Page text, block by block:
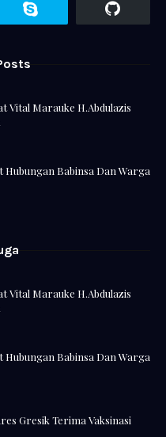
Vital Marauke H.Abdulazis
Babinsa Dan Warga
Vital Marauke H.Abdulazis
Babinsa Dan Warga
Gresik Terima Vaksinasi